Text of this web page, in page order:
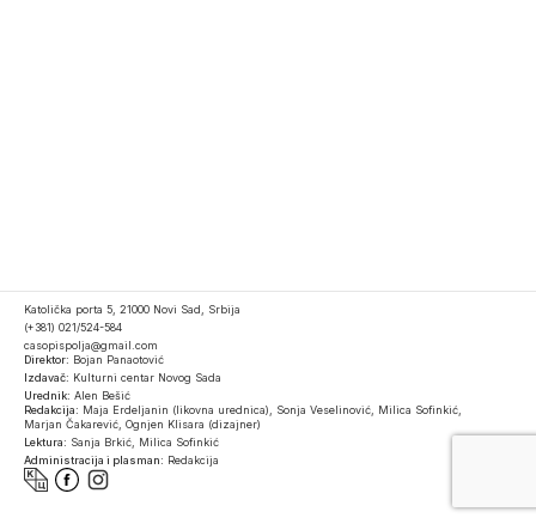
Katolička porta 5, 21000 Novi Sad, Srbija
(+381) 021/524-584
casopispolja@gmail.com
Direktor: Bojan Panaotović
Izdavač: Kulturni centar Novog Sada
Urednik: Alen Bešić
Redakcija: Maja Erdeljanin (likovna urednica), Sonja Veselinović, Milica Sofinkić,
Marjan Čakarević, Ognjen Klisara (dizajner)
Lektura: Sanja Brkić, Milica Sofinkić
Administracija i plasman: Redakcija